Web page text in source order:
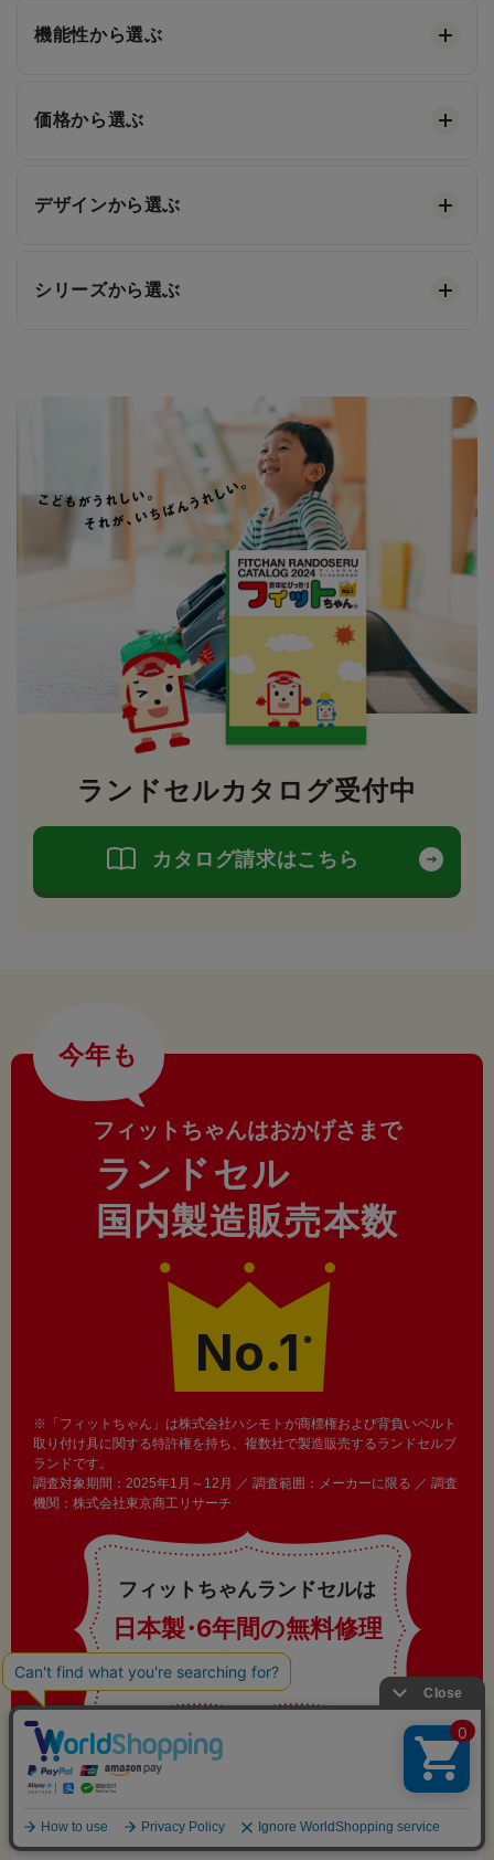
機能性から選ぶ
価格から選ぶ
デザインから選ぶ
シリーズから選ぶ
ランドセルカタログ受付中
カタログ請求はこちら
今年も
フィットちゃんはおかげさまで
ランドセル
国内製造販売本数
No.1 ※
※「フィットちゃん」は株式会社ハシモトが商標権および背負いベルト
取り付け具に関する特許権を持ち、複数社で製造販売するランドセルブ
ランドです。
調査対象期間：2025年1月～12月 ／ 調査範囲：メーカーに限る ／ 調査
機関：株式会社東京商工リサーチ
フィットちゃんランドセルは
日本製・6年間の無料修理
保証付き